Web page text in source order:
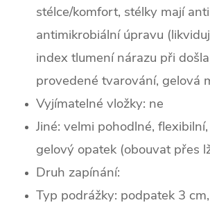
stélce/komfort, stélky mají
antimikrobiální úpravu
index tlumení nárazu při
provedené tvarování, gelová
Vyjímatelné vložky: ne
Jiné: velmi pohodlné,
gelový opatek (obouvat přes
Druh zapínání:
Typ podrážky: podpatek 3